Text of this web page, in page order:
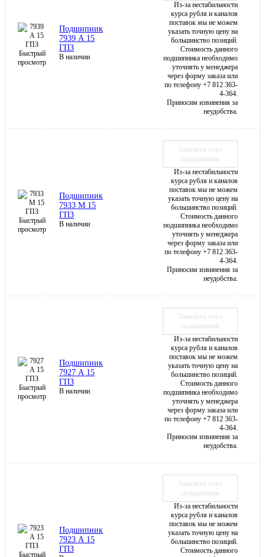
Быстрый
просмотр
Подшипник
7939 А 15
ГПЗ
В наличии
Из-за нестабильности
курса рубля и каналов
поставок мы не можем
указать точную цену на
большинство позиций.
Стоимость данного
подшипника необходимо
уточнять у менеджера
через форму заказа или
по телефону +7 812 363-
4-364.
Приносим извинения за
неудобства.
Быстрый
просмотр
Подшипник
7933 М 15
ГПЗ
В наличии
Заказать этот
подшипник
Из-за нестабильности
курса рубля и каналов
поставок мы не можем
указать точную цену на
большинство позиций.
Стоимость данного
подшипника необходимо
уточнять у менеджера
через форму заказа или
по телефону +7 812 363-
4-364.
Приносим извинения за
неудобства.
Быстрый
просмотр
Подшипник
7927 А 15
ГПЗ
В наличии
Заказать этот
подшипник
Из-за нестабильности
курса рубля и каналов
поставок мы не можем
указать точную цену на
большинство позиций.
Стоимость данного
подшипника необходимо
уточнять у менеджера
через форму заказа или
по телефону +7 812 363-
4-364.
Приносим извинения за
неудобства.
Быстрый
Подшипник
7923 А 15
ГПЗ
Заказать этот
подшипник
Из-за нестабильности
курса рубля и каналов
поставок мы не можем
указать точную цену на
большинство позиций.
Стоимость данного